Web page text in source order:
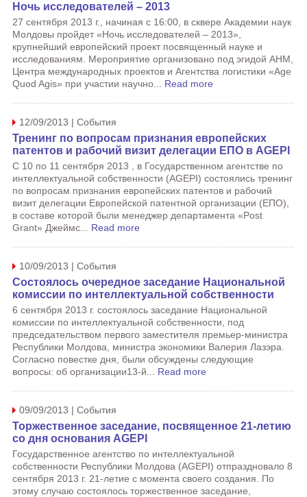
Ночь исследователей – 2013
27 сентября 2013 г., начиная с 16:00, в сквере Академии наук
Молдовы пройдет «Ночь исследователей – 2013»,
крупнейший европейский проект посвященный науке и
исследованиям. Мероприятие организовано под эгидой АНМ,
Центра международных проектов и Агентства логистики «Age
Quod Agis» при участии научно... Read more
12/09/2013 | События
Тренинг по вопросам признания европейских
патентов и рабочий визит делегации ЕПО в AGEPI
С 10 по 11 сентября 2013 , в Государственном агентстве по
интеллектуальной собственности (AGEPI) состоялись тренинг
по вопросам признания европейских патентов и рабочий
визит делегации Европейской патентной организации (ЕПО),
в составе которой были менеджер департамента «Post
Grant» Джеймс... Read more
10/09/2013 | События
Состоялось очередное заседание Национальной
комиссии по интеллектуальной собственности
6 сентября 2013 г. состоялось заседание Национальной
комиссии по интеллектуальной собственности, под
председательством первого заместителя премьер-министра
Республики Молдова, министра экономики Валерия Лазэра.
Согласно повестке дня, были обсуждены следующие
вопросы: об организации13-й... Read more
09/09/2013 | События
Торжественное заседание, посвященное 21-летию
со дня основания AGEPI
Государственное агентство по интеллектуальной
собственности Республики Молдова (AGEPI) отпраздновало 8
сентября 2013 г. 21-летие с момента своего создания. По
этому случаю состоялось торжественное заседание,